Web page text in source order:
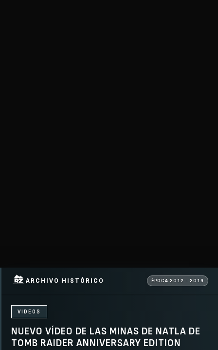
ARCHIVO HISTÓRICO ÉPOCA 2012 - 2019
VIDEOS
NUEVO VÍDEO DE LAS MINAS DE NATLA DE
TOMB RAIDER ANNIVERSARY EDITION